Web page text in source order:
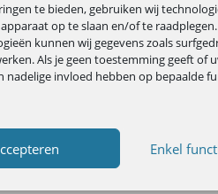
te bieden, gebruiken wij
op te slaan en/of te
kunnen wij gegevens zoals
Als je geen toestemming geeft of
nadelige invloed hebben op bepaalde
Enkel